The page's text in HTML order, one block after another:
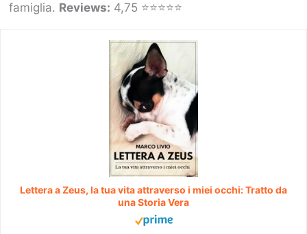
famiglia. Reviews: 4,75 ⭐⭐⭐⭐⭐
Lettera a Zeus, la tua vita attraverso i miei occhi: Tratto da
una Storia Vera